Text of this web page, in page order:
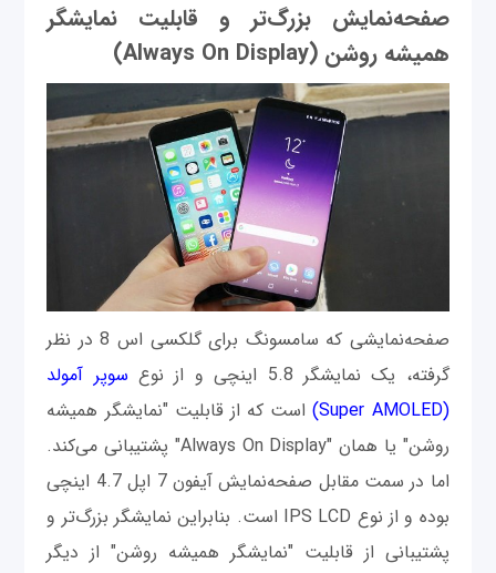
صفحه‌نمایش بزرگ‌تر و قابلیت نمایشگر
همیشه روشن(Always On Display)
صفحه‌نمایشی که سامسونگ برای گلکسی اس 8 در نظر
گرفته، یک نمایشگر 5.8 اینچی و از نوع
سوپر آمولد
(Super AMOLED)
است که از قابلیت "نمایشگر همیشه
روشن" یا همان "Always On Display" پشتیبانی می‌کند.
اما در سمت مقابل صفحه‌نمایش آیفون 7 اپل 4.7 اینچی
بوده و از نوع IPS LCD است. بنابراین نمایشگر بزرگ‌تر و
پشتیبانی از قابلیت "نمایشگر همیشه روشن" از دیگر